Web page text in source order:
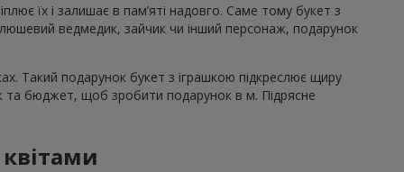
їх і залишає в пам’яті надовго. Саме тому букет з
ведмедик, зайчик чи інший персонаж, подарунок
Такий подарунок букет з іграшкою підкреслює щиру
та бюджет, щоб зробити подарунок в м. Підрясне